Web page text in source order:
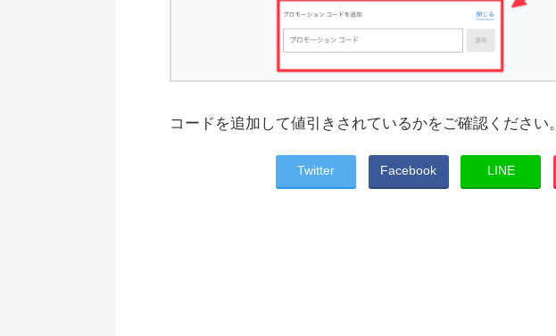
コードを追加して値引きされているかをご確認ください。
Twitter Facebook LINE